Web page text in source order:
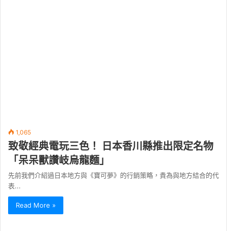
1,065
致敬經典電玩三色！ 日本香川縣推出限定名物
「呆呆獸讚岐烏龍麵」
先前我們介紹過日本地方與《寶可夢》的行銷策略，貴為與地方結合的代
表...
Read More »